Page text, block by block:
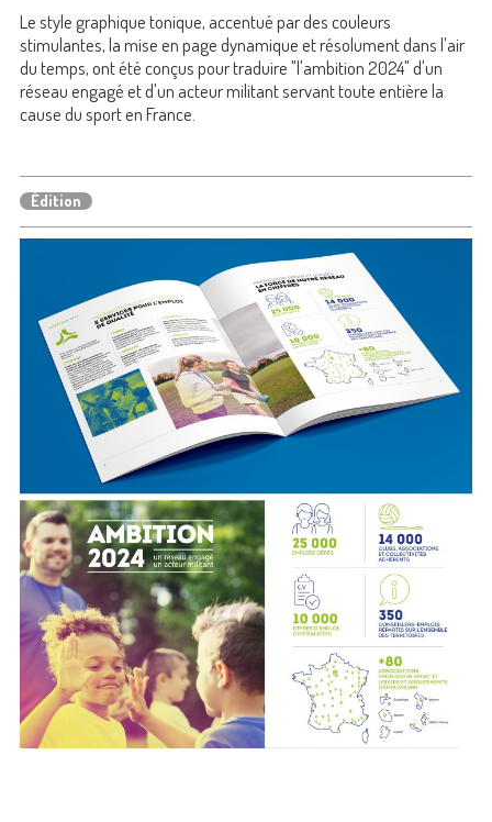
Le style graphique tonique, accentué par des couleurs
stimulantes, la mise en page dynamique et résolument dans l'air
du temps, ont été conçus pour traduire "l'ambition 2024" d'un
réseau engagé et d'un acteur militant servant toute entière la
cause du sport en France.
Édition